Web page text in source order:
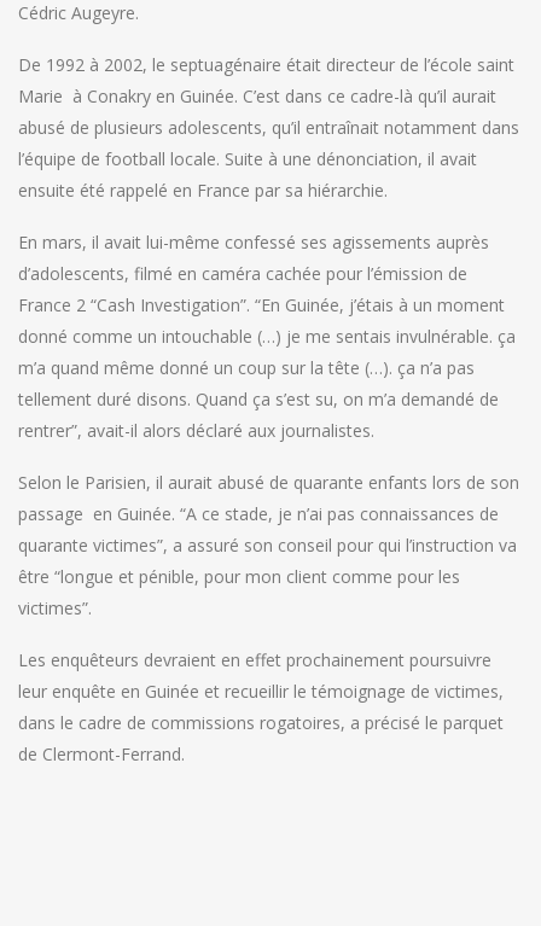
Cédric Augeyre.
De 1992 à 2002, le septuagénaire était directeur de l’école saint
Marie à Conakry en Guinée. C’est dans ce cadre-là qu’il aurait
abusé de plusieurs adolescents, qu’il entraînait notamment dans
l’équipe de football locale. Suite à une dénonciation, il avait
ensuite été rappelé en France par sa hiérarchie.
En mars, il avait lui-même confessé ses agissements auprès
d’adolescents, filmé en caméra cachée pour l’émission de
France 2 “Cash Investigation”. “En Guinée, j’étais à un moment
donné comme un intouchable (…) je me sentais invulnérable. ça
m’a quand même donné un coup sur la tête (…). ça n’a pas
tellement duré disons. Quand ça s’est su, on m’a demandé de
rentrer”, avait-il alors déclaré aux journalistes.
Selon le Parisien, il aurait abusé de quarante enfants lors de son
passage en Guinée. “A ce stade, je n’ai pas connaissances de
quarante victimes”, a assuré son conseil pour qui l’instruction va
être “longue et pénible, pour mon client comme pour les
victimes”.
Les enquêteurs devraient en effet prochainement poursuivre
leur enquête en Guinée et recueillir le témoignage de victimes,
dans le cadre de commissions rogatoires, a précisé le parquet
de Clermont-Ferrand.